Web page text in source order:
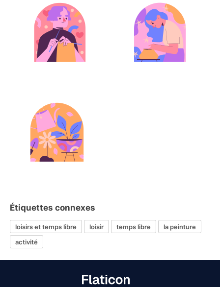
Étiquettes connexes
loisirs et temps libre loisir temps libre
la peinture
activité